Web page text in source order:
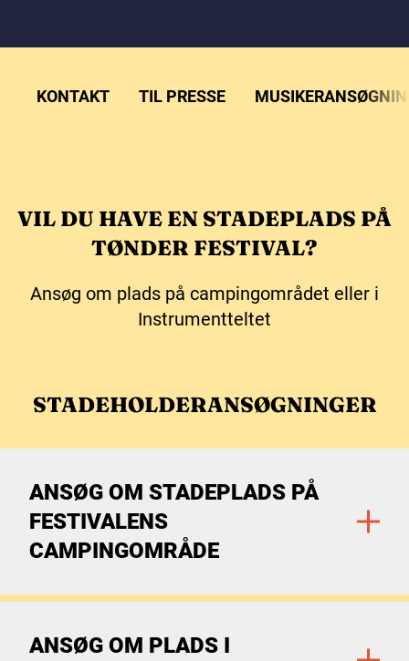
KONTAKT TIL PRESSE
VIL DU HAVE EN STADEPLADS PÅ
TØNDER FESTIVAL?
Ansøg om plads på campingområdet eller i
Instrumentteltet
STADEHOLDERANSØGNINGER
ANSØG OM STADEPLADS PÅ
FESTIVALENS
CAMPINGOMRÅDE
ANSØG OM PLADS I